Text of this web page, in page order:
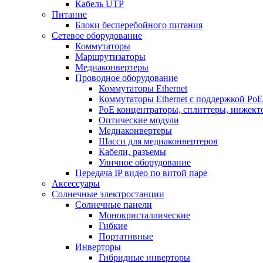
Кабель UTP
Питание
Блоки бесперебойного питания
Сетевое оборудование
Коммутаторы
Маршрутизаторы
Медиаконвертеры
Проводное оборудование
Коммутаторы Ethernet
Коммутаторы Ethernet с поддержкой PoE
РoЕ концентраторы, сплиттеры,
Оптические модули
Медиаконвертеры
Шасси для медиаконвертеров
Кабели, разъемы
Уличное оборудование
Передача IP видео по витой паре
Аксессуары
Солнечные электростанции
Солнечные панели
Монокристаллические
Гибкие
Портативные
Инверторы
Гибридные инверторы